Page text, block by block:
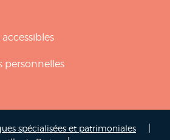
personnelles
spécialisées et patrimoniales